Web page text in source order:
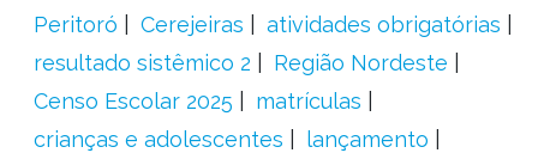
Peritoró
Cerejeiras
atividades obrigatórias
resultado sistêmico 2
Região Nordeste
Censo Escolar 2025
matrículas
crianças e adolescentes
lançamento